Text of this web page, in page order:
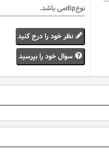
نوعdipمی باشد.
نظر خود را درج کنید
سوال خود را بپرسید